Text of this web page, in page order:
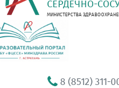
СЕРДЕЧНО-
МИНИСТЕРСТВА
8 (8512) 311-